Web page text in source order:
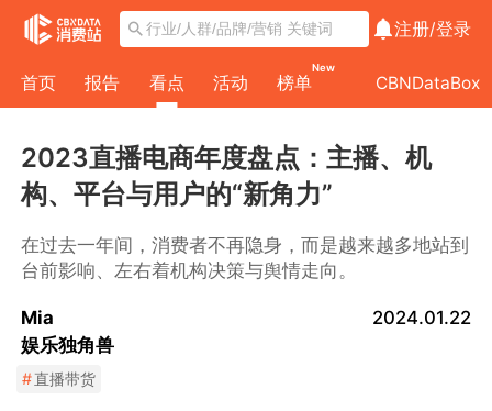
注册/登录
首页 报告 看点 活动 榜单
New
CBNDataBox
2023直播电商年度盘点：主播、机
构、平台与用户的“新角力”
在过去一年间，消费者不再隐身，而是越来越多地站到
台前影响、左右着机构决策与舆情走向。
Mia
娱乐独角兽
2024.01.22
#直播带货